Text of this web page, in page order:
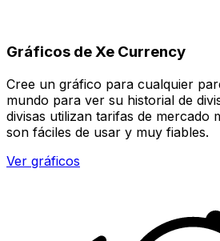
Gráficos de Xe Currency
Cree un gráfico para cualquier
mundo para ver su historial de
divisas utilizan tarifas de mercado
son fáciles de usar y muy fiables.
Ver gráficos